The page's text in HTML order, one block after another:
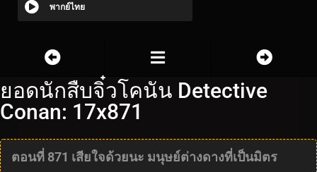
พากย์ไทย
ยอดนักสืบจิ๋วโคนัน Detective
Conan: 17x871
ตอนที่ 871 เสียใจด้วยนะ มนุษย์ต่างดางที่เป็นมิตร